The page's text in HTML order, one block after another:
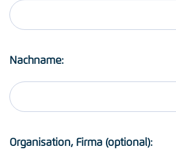
Nachname:
Organisation, Firma (optional):